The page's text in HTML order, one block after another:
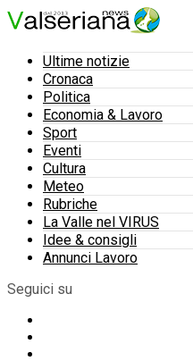
Ultime notizie
Cronaca
Politica
Economia & Lavoro
Sport
Eventi
Cultura
Meteo
Rubriche
La Valle nel VIRUS
Idee & consigli
Annunci Lavoro
Seguici su